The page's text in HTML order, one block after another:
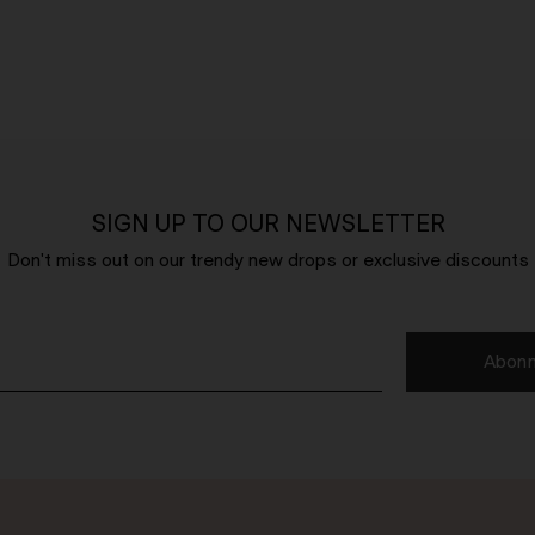
SIGN UP TO OUR NEWSLETTER
Don't miss out on our trendy new drops or exclusive discounts